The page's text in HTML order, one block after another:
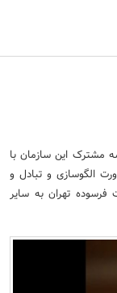
مشترک این سازمان با
الگوسازی و تبادل و
فرسوده تهران به سایر